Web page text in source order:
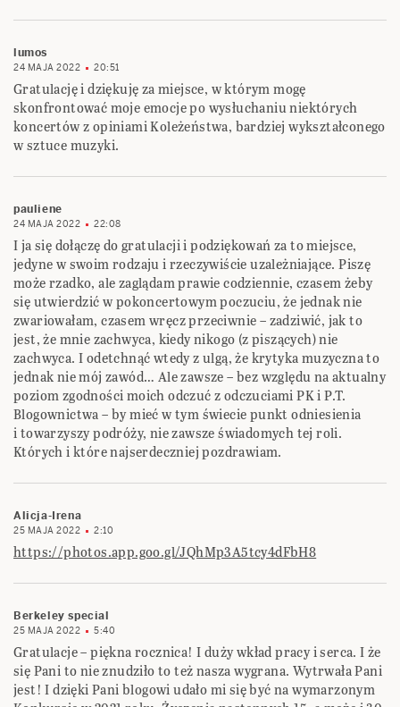
lumos
24 MAJA 2022 20:51
Gratulację i dziękuję za miejsce, w którym mogę
skonfrontować moje emocje po wysłuchaniu niektórych
koncertów z opiniami Koleżeństwa, bardziej wykształconego
w sztuce muzyki.
pauliene
24 MAJA 2022 22:08
I ja się dołączę do gratulacji i podziękowań za to miejsce,
jedyne w swoim rodzaju i rzeczywiście uzależniające. Piszę
może rzadko, ale zaglądam prawie codziennie, czasem żeby
się utwierdzić w pokoncertowym poczuciu, że jednak nie
zwariowałam, czasem wręcz przeciwnie – zadziwić, jak to
jest, że mnie zachwyca, kiedy nikogo (z piszących) nie
zachwyca. I odetchnąć wtedy z ulgą, że krytyka muzyczna to
jednak nie mój zawód… Ale zawsze – bez względu na aktualny
poziom zgodności moich odczuć z odczuciami PK i P.T.
Blogownictwa – by mieć w tym świecie punkt odniesienia
i towarzyszy podróży, nie zawsze świadomych tej roli.
Których i które najserdeczniej pozdrawiam.
Alicja-Irena
25 MAJA 2022 2:10
https://photos.app.goo.gl/JQhMp3A5tcy4dFbH8
Berkeley special
25 MAJA 2022 5:40
Gratulacje – piękna rocznica! I duży wkład pracy i serca. I że
się Pani to nie znudziło to też nasza wygrana. Wytrwała Pani
jest! I dzięki Pani blogowi udało mi się być na wymarzonym